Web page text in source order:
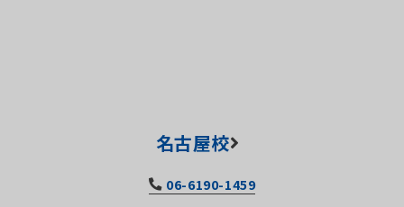
名古屋校
06-6190-1459